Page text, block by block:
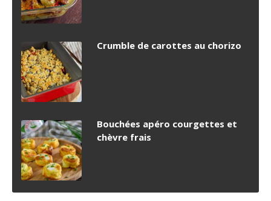
Crumble de carottes au chorizo
Bouchées apéro courgettes et
chèvre frais